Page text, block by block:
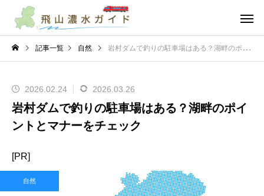
記事一覧 自然 岩村ダムで釣りの駐車場はある？湖畔のポイントとマナーをチェック
2026.02.24 2026.03.26
岩村ダムで釣りの駐車場はある？湖畔のポイ
ントとマナーをチェック
[PR]
自然